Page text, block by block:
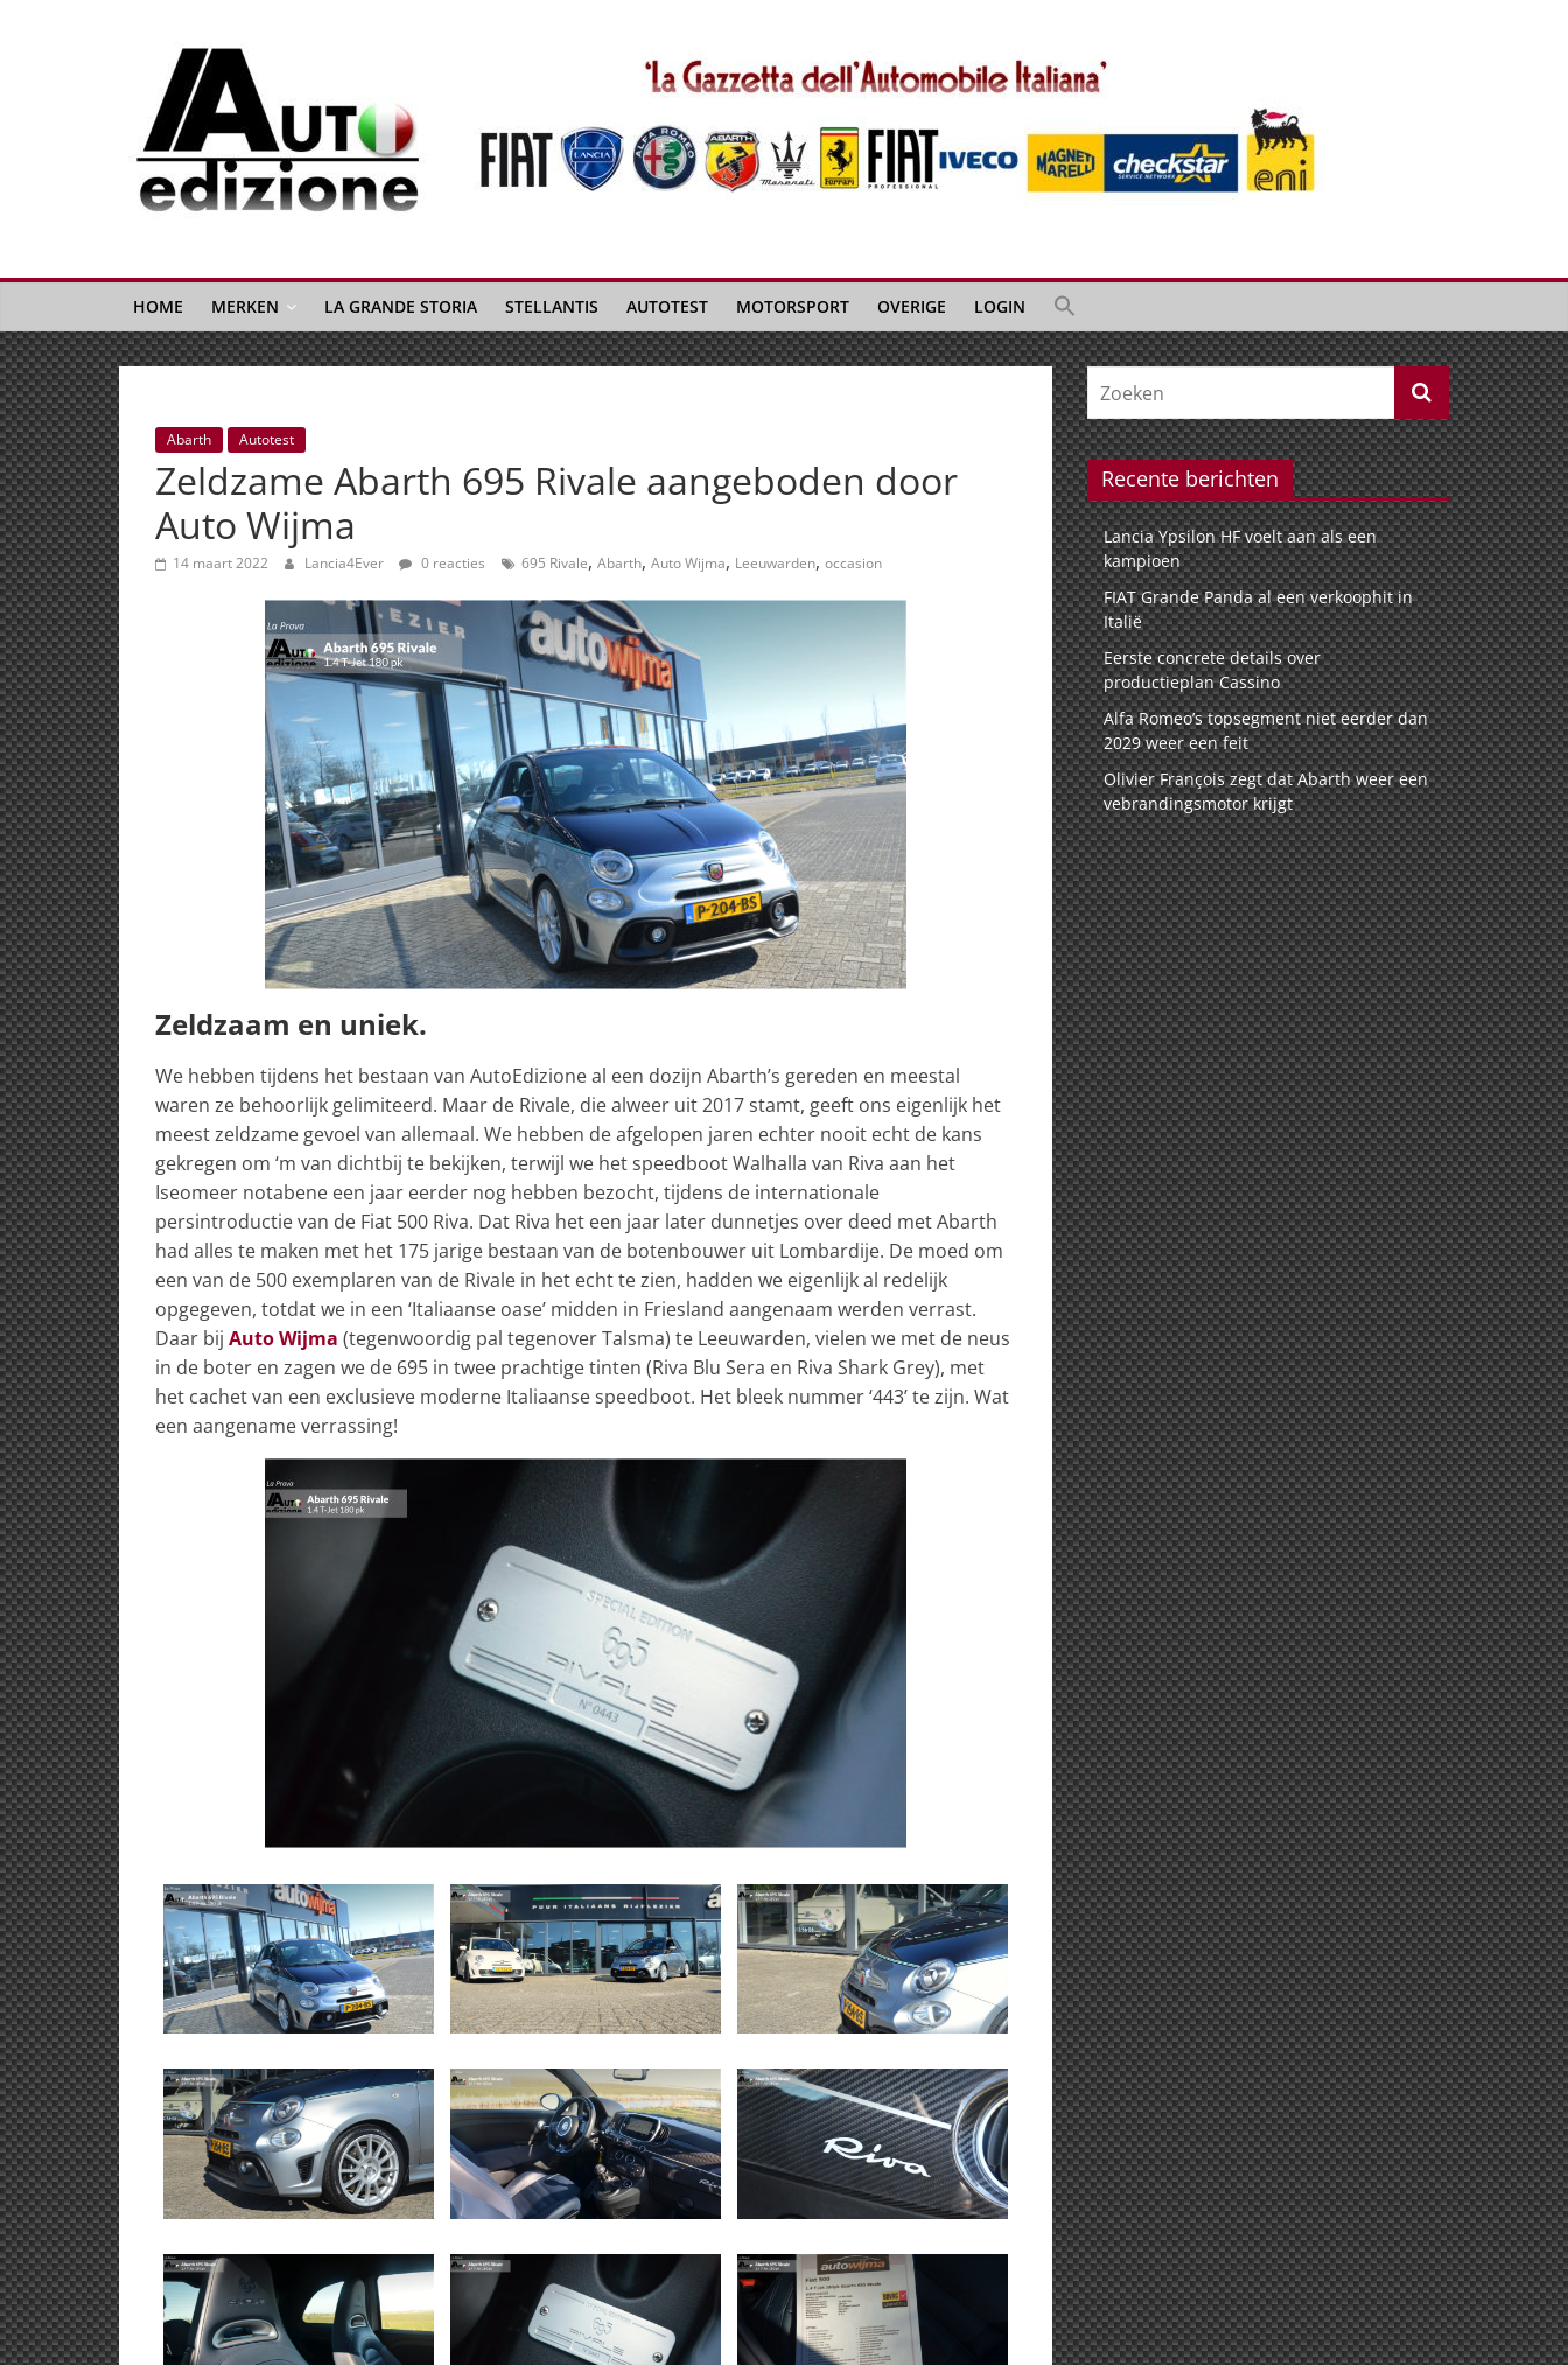
Auto
Edizione
La
Gazetta
dell'Automobile
Italiana
|
Italiaans
autonieuws
&
lifestyle
HOME MERKEN LA GRANDE STORIA STELLANTIS AUTOTEST MOTORSPORT OVERIGE LOGIN
Abarth Autotest
Zeldzame Abarth 695 Rivale aangeboden door
Auto Wijma
14 maart 2022 Lancia4Ever 0 reacties 695 Rivale, Abarth, Auto Wijma, Leeuwarden, occasion
Zeldzaam en uniek.
We hebben tijdens het bestaan van AutoEdizione al een dozijn Abarth’s gereden en meestal
waren ze behoorlijk gelimiteerd. Maar de Rivale, die alweer uit 2017 stamt, geeft ons eigenlijk het
meest zeldzame gevoel van allemaal. We hebben de afgelopen jaren echter nooit echt de kans
gekregen om ‘m van dichtbij te bekijken, terwijl we het speedboot Walhalla van Riva aan het
Iseomeer notabene een jaar eerder nog hebben bezocht, tijdens de internationale
persintroductie van de Fiat 500 Riva. Dat Riva het een jaar later dunnetjes over deed met Abarth
had alles te maken met het 175 jarige bestaan van de botenbouwer uit Lombardije. De moed om
een van de 500 exemplaren van de Rivale in het echt te zien, hadden we eigenlijk al redelijk
opgegeven, totdat we in een ‘Italiaanse oase’ midden in Friesland aangenaam werden verrast.
Daar bij Auto Wijma (tegenwoordig pal tegenover Talsma) te Leeuwarden, vielen we met de neus
in de boter en zagen we de 695 in twee prachtige tinten (Riva Blu Sera en Riva Shark Grey), met
het cachet van een exclusieve moderne Italiaanse speedboot. Het bleek nummer ‘443’ te zijn. Wat
een aangename verrassing!
Recente berichten
Lancia Ypsilon HF voelt aan als een
kampioen
FIAT Grande Panda al een verkoophit in
Italië
Eerste concrete details over
productieplan Cassino
Alfa Romeo’s topsegment niet eerder dan
2029 weer een feit
Olivier François zegt dat Abarth weer een
vebrandingsmotor krijgt